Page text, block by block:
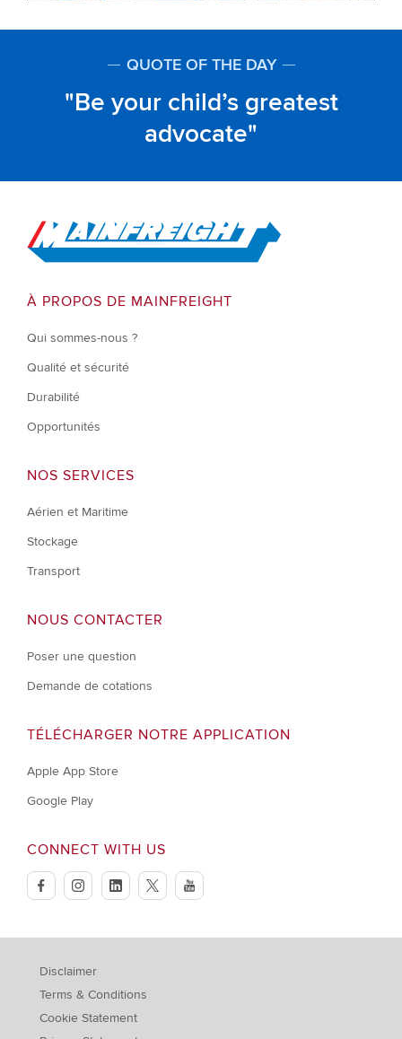
QUOTE OF THE DAY
Be your child’s greatest
advocate
Go to Home
À PROPOS DE MAINFREIGHT
Qui sommes-nous ?
Qualité et sécurité
Durabilité
Opportunités
NOS SERVICES
Aérien et Maritime
Stockage
Transport
NOUS CONTACTER
Poser une question
Demande de cotations
TÉLÉCHARGER NOTRE APPLICATION
Apple App Store
Google Play
CONNECT WITH US
facebookinstagramlinkedintwitteryoutube
Disclaimer
Terms & Conditions
Cookie Statement